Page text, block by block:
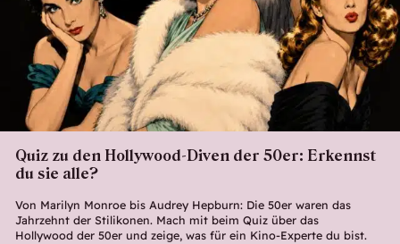
Quiz zu den Hollywood-Diven der 50er: Erkennst
du sie alle?
Von Marilyn Monroe bis Audrey Hepburn: Die 50er waren das
Jahrzehnt der Stilikonen. Mach mit beim Quiz über das
Hollywood der 50er und zeige, was für ein Kino-Experte du bist.